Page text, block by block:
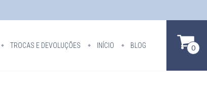
TROCAS E DEVOLUÇÕES INÍCIO BLOG 0